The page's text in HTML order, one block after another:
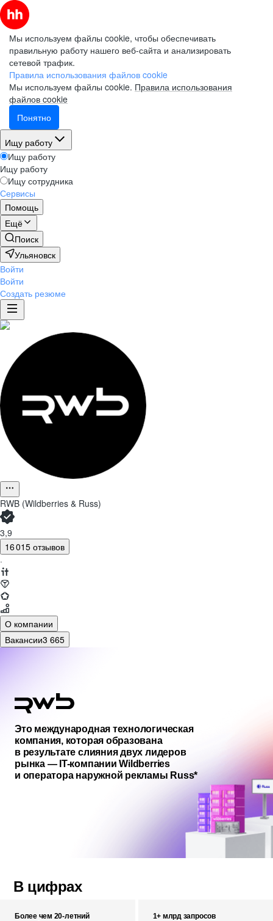
Мы используем файлы cookie, чтобы обеспечивать
правильную работу нашего веб-сайта и анализировать
сетевой трафик.
Правила использования файлов cookie
Мы используем файлы cookie. Правила использования
файлов cookie
Понятно
Ищу работу
Ищу работу
Ищу работу
Ищу сотрудника
Сервисы
Помощь
Ещё
Поиск
Ульяновск
Войти
Войти
Создать резюме
RWB (Wildberries & Russ)
3,9
16 015 отзывов
·
О компании
Вакансии3 665
Это международная технологическая
компания, которая образована
в результате слияния двух лидеров
рынка — IT-компании Wildberries
и оператора наружной рекламы Russ*
В цифрах
Более чем 20-летний 1+ млрд запросов